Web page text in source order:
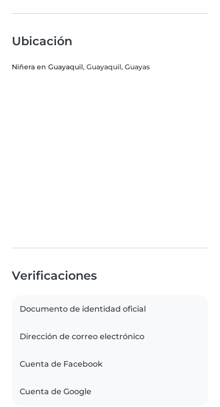
Ubicación
Niñera en Guayaquil, Guayaquil, Guayas
Verificaciones
Documento de identidad oficial
Dirección de correo electrónico
Cuenta de Facebook
Cuenta de Google